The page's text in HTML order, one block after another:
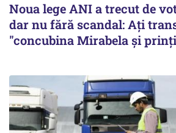
Noua lege ANI a trecut de
dar nu fără scandal: Ați
"concubina Mirabela şi